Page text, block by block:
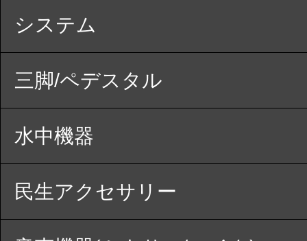
システム
三脚/ペデスタル
水中機器
民生アクセサリー